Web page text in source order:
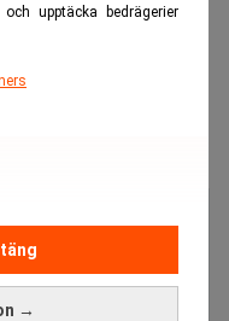
upptäcka bedrägerier
→